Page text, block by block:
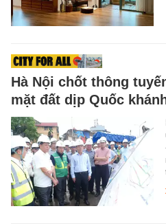
Hà Nội chốt thông
mặt đất dịp Quốc